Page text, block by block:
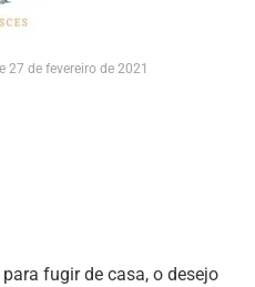
27 de fevereiro de 2021
fugir de casa, o desejo